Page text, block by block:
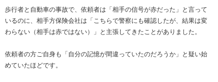
歩行者と自動車の事故で、依頼者は「相手の信号が赤だった」と言って
いるのに、相手方保険会社は「こちらで警察にも確認したが、結果は変
わらない（相手は赤ではない）」と主張してきたことがありました。
依頼者の方ご自身も「自分の記憶が間違っていたのだろうか」と疑い始
めていたほどです。